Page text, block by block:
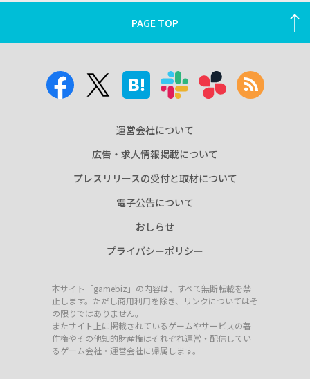
PAGE TOP
運営会社について
広告・求人情報掲載について
プレスリリースの受付と取材について
電子公告について
おしらせ
プライバシーポリシー
本サイト「gamebiz」の内容は、すべて無断転載を禁
止します。ただし商用利用を除き、リンクについてはそ
の限りではありません。
またサイト上に掲載されているゲームやサービスの著
作権やその他知的財産権はそれぞれ運営・配信してい
るゲーム会社・運営会社に帰属します。